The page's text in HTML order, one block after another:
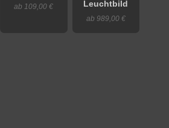
ab 109,00 €
Leuchtbild
ab 989,00 €